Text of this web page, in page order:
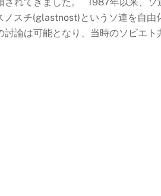
スチ(glastnost)というソ連を自由
論は可能となり、当時のソビエト